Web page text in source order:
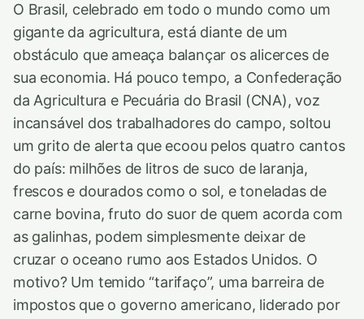
O Brasil, celebrado em todo o mundo como um
gigante da agricultura, está diante de um
obstáculo que ameaça balançar os alicerces de
sua economia. Há pouco tempo, a Confederação
da Agricultura e Pecuária do Brasil (CNA), voz
incansável dos trabalhadores do campo, soltou
um grito de alerta que ecoou pelos quatro cantos
do país: milhões de litros de suco de laranja,
frescos e dourados como o sol, e toneladas de
carne bovina, fruto do suor de quem acorda com
as galinhas, podem simplesmente deixar de
cruzar o oceano rumo aos Estados Unidos. O
motivo? Um temido “tarifaço”, uma barreira de
impostos que o governo americano, liderado por